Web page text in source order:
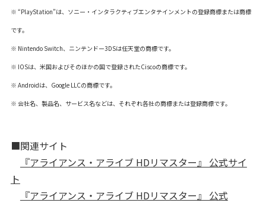
※ “PlayStation”は、ソニー・インタラクティブエンタテインメントの登録商標または商標
です。
※ Nintendo Switch、ニンテンドー3DSは任天堂の商標です。
※ IOSは、米国およびそのほかの国で登録されたCiscoの商標です。
※ Androidは、Google LLCの商標です。
※ 会社名、製品名、サービス名などは、それぞれ各社の商標または登録商標です。
■関連サイト
『アライアンス・アライブ HDリマスター』 公式サイ
ト
『アライアンス・アライブ HDリマスター』 公式